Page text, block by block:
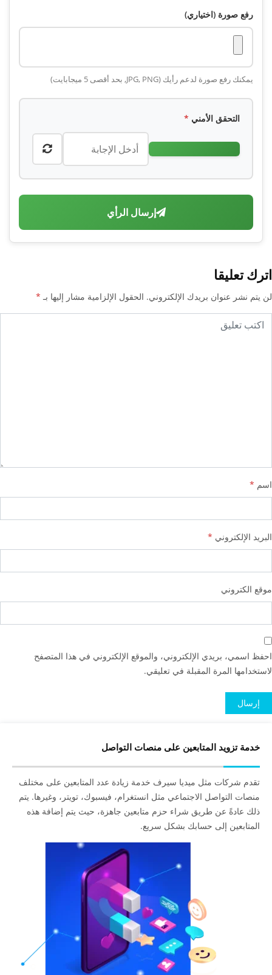
رفع صورة (اختياري)
يمكنك رفع صورة لدعم رأيك (JPG, PNG, بحد أقصى 5 ميجابايت)
التحقق الأمني *
إرسال الرأي
اترك تعليقا
لن يتم نشر عنوان بريدك الإلكتروني. الحقول الإلزامية مشار إليها بـ *
اسم *
البريد الإلكتروني *
موقع الكتروني
احفظ اسمي، بريدي الإلكتروني، والموقع الإلكتروني في هذا المتصفح
لاستخدامها المرة المقبلة في تعليقي.
خدمة تزويد المتابعين على منصات التواصل
تقدم شركات مثل ميديا سيرف خدمة زيادة عدد المتابعين على مختلف
منصات التواصل الاجتماعي مثل انستغرام، فيسبوك، تويتر، وغيرها. يتم
ذلك عادةً عن طريق شراء حزم متابعين جاهزة، حيث يتم إضافة هذه
المتابعين إلى حسابك بشكل سريع.